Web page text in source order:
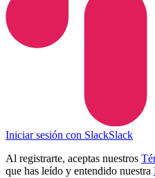
Iniciar sesión con SlackSlack
Al registrarte, aceptas nuestros
que has leído y entendido nuestra